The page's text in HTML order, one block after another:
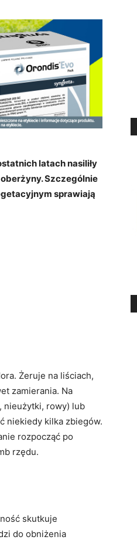
latach nasiliły
Szczególnie
sprawiają
Żeruje na liściach,
zamierania. Na
nieużytki, rowy) lub
niekiedy kilka zbiegów.
rozpocząć po
rzędu.
skutkuje
do obniżenia